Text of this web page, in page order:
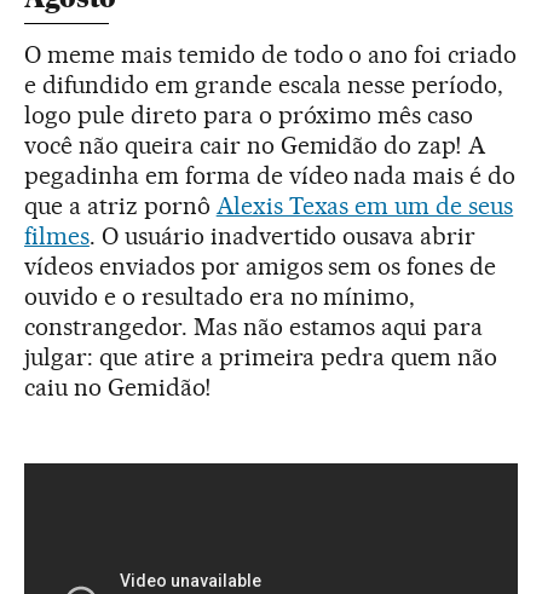
O meme mais temido de todo o ano foi criado
e difundido em grande escala nesse período,
logo pule direto para o próximo mês caso
você não queira cair no Gemidão do zap! A
pegadinha em forma de vídeo nada mais é do
que a atriz pornô Alexis Texas em um de seus
filmes. O usuário inadvertido ousava abrir
vídeos enviados por amigos sem os fones de
ouvido e o resultado era no mínimo,
constrangedor. Mas não estamos aqui para
julgar: que atire a primeira pedra quem não
caiu no Gemidão!